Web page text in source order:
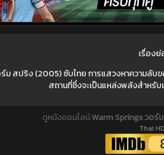
เรื่องย่
ม สปริง (2005) ซับไทย การแสวงหาความลับ
สถานที่ซึ่งจะเป็นแหล่งพลังสำหรับ
ดูหนังออนไลน์Warm Springs วอ
Thai HD